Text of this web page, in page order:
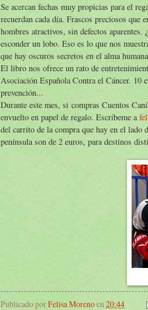
Se acercan fechas muy propicias para el
recuerdan cada día. Frascos preciosos que
hombres atractivos, sin defectos
esconder un lobo. Eso es lo que nos
que hay oscuros secretos en el alma
El libro nos ofrece un rato de
Asociación Española Contra el Cáncer. 10
prevención...
Durante este mes, si compras Cuentos
envuelto en papel de regalo. Escríbeme a
del carrito de la compra que hay en el lado
península son de 2 euros, para destinos
Publicado porFelisa Morenoen 20:44